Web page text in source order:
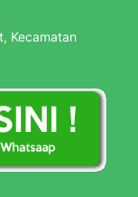
Kecamatan